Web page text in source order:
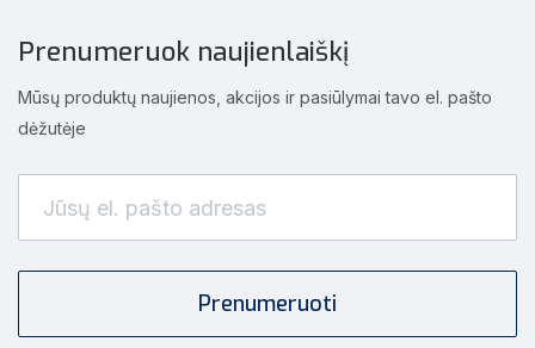
Prenumeruok naujienlaiškį
Mūsų produktų naujienos, akcijos ir pasiūlymai tavo el. pašto
dėžutėje